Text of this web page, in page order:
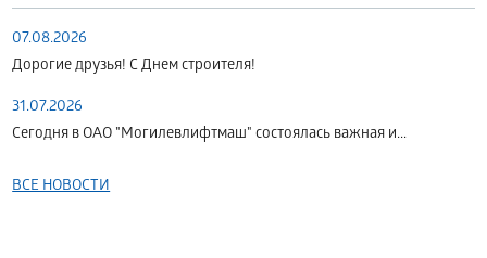
07.08.2026
Дорогие друзья! С Днем строителя!
31.07.2026
Сегодня в ОАО "Могилевлифтмаш" состоялась важная и...
ВСЕ НОВОСТИ